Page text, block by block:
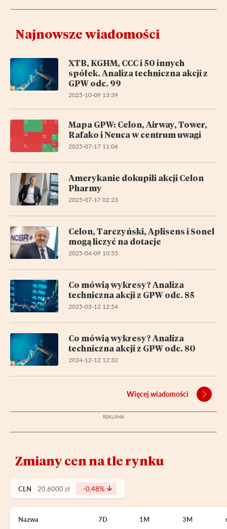
Najnowsze wiadomości
XTB, KGHM, CCC i 50 innych
spółek. Analiza techniczna akcji z
GPW odc. 99
2025-10-09 13:39
Mapa GPW: Celon, Airway, Tower,
Rafako i Neuca w centrum uwagi
2025-07-17 11:06
Amerykanie dokupili akcji Celon
Pharmy
2025-07-17 02:23
Celon, Tarczyński, Aplisens i Sonel
mogą liczyć na dotacje
2025-04-09 10:55
Co mówią wykresy? Analiza
techniczna akcji z GPW odc. 85
2025-03-12 12:54
Co mówią wykresy? Analiza
techniczna akcji z GPW odc. 80
2024-12-12 12:32
Więcej wiadomości
Zmiany cen na tle rynku
CLN 20,6000 zł -0,48%
Nazwa 7D 1M 3M